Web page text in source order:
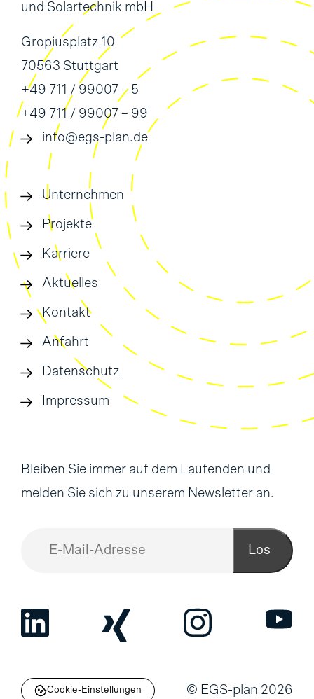
und Solartechnik mbH
Gropiusplatz 10
70563 Stuttgart
+49 711 / 99007 – 5
+49 711 / 99007 – 99
info@egs-plan.de
Unternehmen
Projekte
Karriere
Aktuelles
Kontakt
Anfahrt
Datenschutz
Impressum
Bleiben Sie immer auf dem Laufenden und
melden Sie sich zu unserem Newsletter an.
Los
Cookie-Einstellungen © EGS-plan 2026